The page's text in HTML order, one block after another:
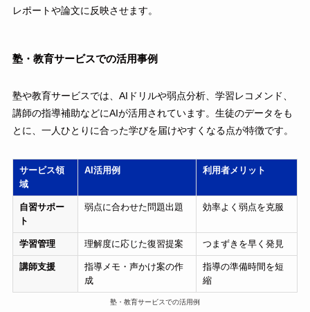
レポートや論文に反映させます。
塾・教育サービスでの活用事例
塾や教育サービスでは、AIドリルや弱点分析、学習レコメンド、
講師の指導補助などにAIが活用されています。生徒のデータをも
とに、一人ひとりに合った学びを届けやすくなる点が特徴です。
サービス領
域
AI活用例 利用者メリット
自習サポー
ト
弱点に合わせた問題出題 効率よく弱点を克服
学習管理 理解度に応じた復習提案 つまずきを早く発見
講師支援
指導メモ・声かけ案の作
成
指導の準備時間を短
縮
塾・教育サービスでの活用例